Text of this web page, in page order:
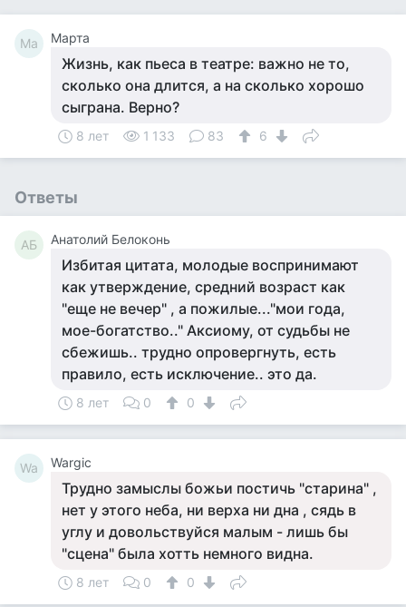
Ма Марта
Жизнь, как пьеса в театре: важно не то,
сколько она длится, а на сколько хорошо
сыграна. Верно?
8 лет 1 133 83 6
Ответы
АБ Анатолий Белоконь
Избитая цитата, молодые воспринимают
как утверждение, средний возраст как
"еще не вечер" , а пожилые..."мои года,
мое-богатство.." Аксиому, от судьбы не
сбежишь.. трудно опровергнуть, есть
правило, есть исключение.. это да.
8 лет 0 0
Wa Wargic
Трудно замыслы божьи постичь "старина" ,
нет у этого неба, ни верха ни дна , сядь в
углу и довольствуйся малым - лишь бы
"сцена" была хотть немного видна.
8 лет 0 0